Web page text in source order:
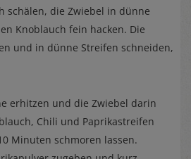
schälen, die Zwiebel in dünne
Knoblauch fein hacken. Die
und in dünne Streifen schneiden,
erhitzen und die Zwiebel darin
Chili und Paprikastreifen
Minuten schmoren lassen.